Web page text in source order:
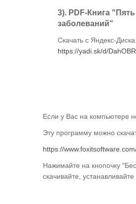
3). PDF-Книга
заболеваний"
Скачать с Яндекс-Диска:
https://yadi.sk/d/
Если у Вас на компьютере
Эту программу можно
https://
Нажимайте на кнопочку
скачивайте,